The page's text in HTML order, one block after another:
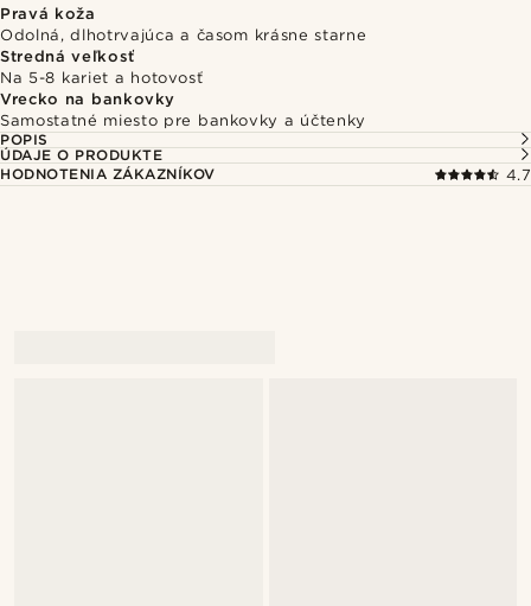
Pravá koža
Odolná, dlhotrvajúca a časom krásne starne
Stredná veľkosť
Na 5-8 kariet a hotovosť
Vrecko na bankovky
Samostatné miesto pre bankovky a účtenky
POPIS
ÚDAJE O PRODUKTE
HODNOTENIA ZÁKAZNÍKOV
4.7